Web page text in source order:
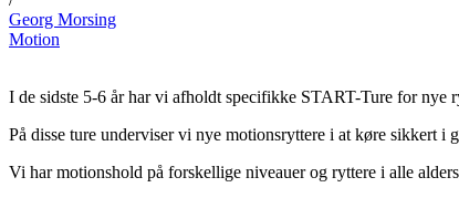
Georg Morsing
Motion
I de sidste 5-6 år har vi afholdt specifikke START-Ture for
På disse ture underviser vi nye motionsryttere i at køre sikkert i
Vi har motionshold på forskellige niveauer og ryttere i alle